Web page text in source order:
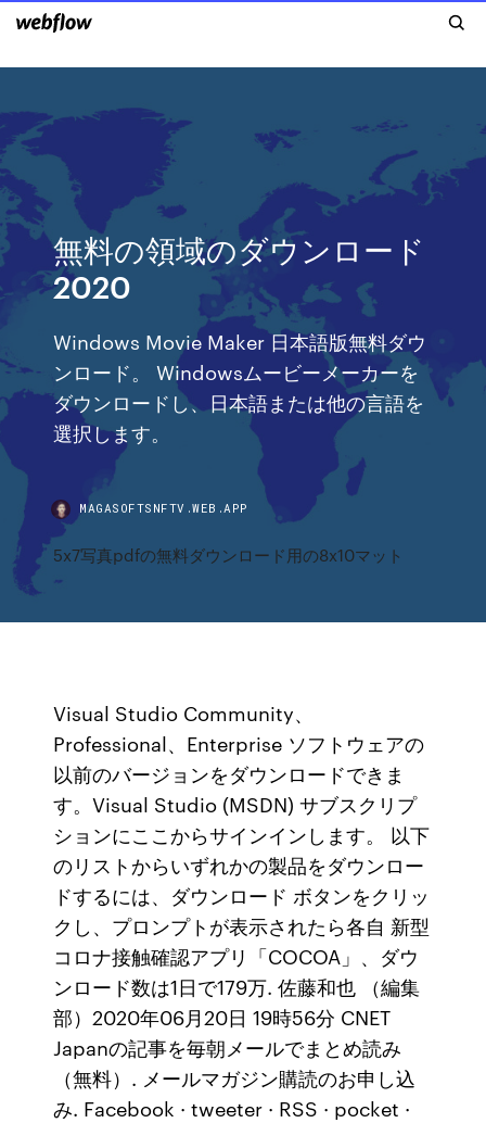
無料の領域のダウンロード
2020
Windows Movie Maker 日本語版無料ダウ
ンロード。 Windowsムービーメーカーを
ダウンロードし、日本語または他の言語を
選択します。
MAGASOFTSNFTV.WEB.APP
5x7写真pdfの無料ダウンロード用の8x10マット
Visual Studio Community、
Professional、Enterprise ソフトウェアの
以前のバージョンをダウンロードできま
す。Visual Studio (MSDN) サブスクリプ
ションにここからサインインします。 以下
のリストからいずれかの製品をダウンロー
ドするには、ダウンロード ボタンをクリッ
クし、プロンプトが表示されたら各自 新型
コロナ接触確認アプリ「COCOA」、ダウ
ンロード数は1日で179万. 佐藤和也 （編集
部）2020年06月20日 19時56分 CNET
Japanの記事を毎朝メールでまとめ読み
（無料）. メールマガジン購読のお申し込
み. Facebook · tweeter · RSS · pocket ·